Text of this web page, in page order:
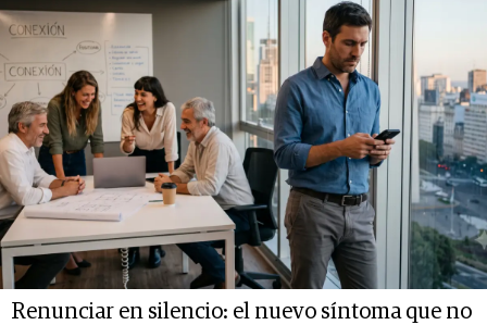
Renunciar en silencio: el nuevo síntoma que no